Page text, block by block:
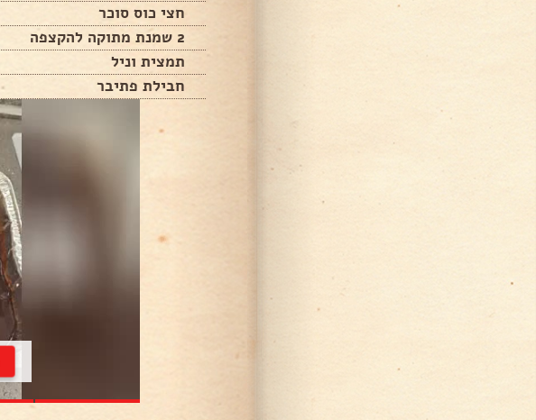
חצי כוס סוכר
2 שמנת מתוקה להקצפה
תמצית וניל
חבילת פתיבר